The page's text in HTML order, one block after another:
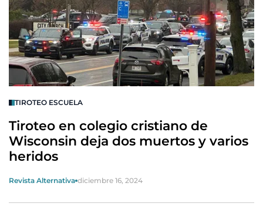
TIROTEO ESCUELA
Tiroteo en colegio cristiano de
Wisconsin deja dos muertos y varios
heridos
Revista Alternativa diciembre 16, 2024